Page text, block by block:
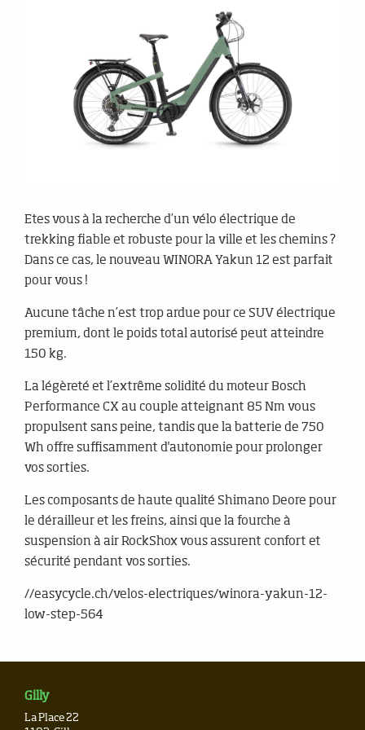
Etes vous à la recherche d’un vélo électrique de
trekking fiable et robuste pour la ville et les chemins ?
Dans ce cas, le nouveau WINORA Yakun 12 est parfait
pour vous !
Aucune tâche n’est trop ardue pour ce SUV électrique
premium, dont le poids total autorisé peut atteindre
150 kg.
La légèreté et l’extrême solidité du moteur Bosch
Performance CX au couple atteignant 85 Nm vous
propulsent sans peine, tandis que la batterie de 750
Wh offre suffisamment d'autonomie pour prolonger
vos sorties.
Les composants de haute qualité Shimano Deore pour
le dérailleur et les freins, ainsi que la fourche à
suspension à air RockShox vous assurent confort et
sécurité pendant vos sorties.
//easycycle.ch/velos-electriques/winora-yakun-12-
low-step-564
Gilly
La Place 22